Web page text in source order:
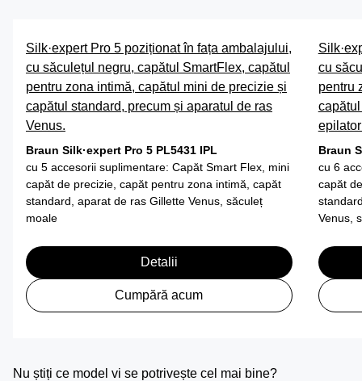
Silk·expert Pro 5 poziționat în fața ambalajului,
cu săculețul negru, capătul SmartFlex, capătul
pentru zona intimă, capătul mini de precizie și
capătul standard, precum și aparatul de ras
Venus.
Braun Silk·expert Pro 5 PL5431 IPL
cu 5 accesorii suplimentare: Capăt Smart Flex, mini
capăt de precizie, capăt pentru zona intimă, capăt
standard, aparat de ras Gillette Venus, săculeț
moale
Detalii
Cumpără acum
cu
pentru
Braun
cu 6
capăt
Venus,
Nu știți ce model vi se potrivește cel mai bine?